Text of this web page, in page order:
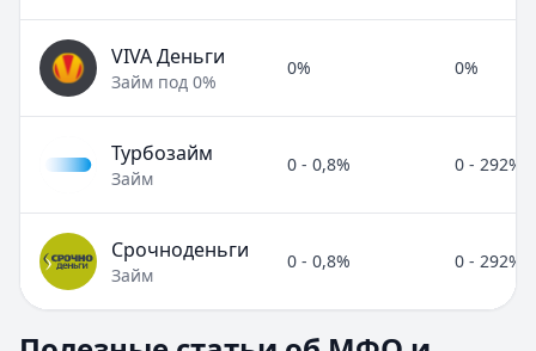
VIVA Деньги
Займ под 0%
0% 0%
Турбозайм
Займ
0 - 0,8% 0 - 292%
Срочноденьги
Займ
0 - 0,8% 0 - 292%